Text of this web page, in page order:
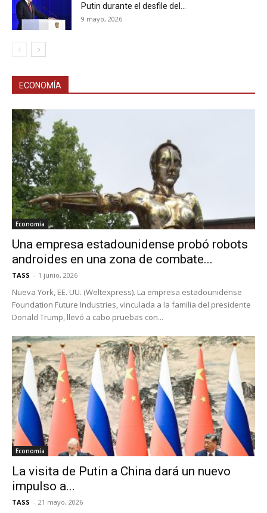
Putin durante el desfile del...
9 mayo, 2026
ECONOMÍA
Economía
Una empresa estadounidense probó robots
androides en una zona de combate...
TASS - 1 junio, 2026
Nueva York, EE. UU. (Weltexpress). La empresa estadounidense
Foundation Future Industries, vinculada a la familia del presidente
Donald Trump, llevó a cabo pruebas con...
Economía
La visita de Putin a China dará un nuevo
impulso a...
TASS - 21 mayo, 2026